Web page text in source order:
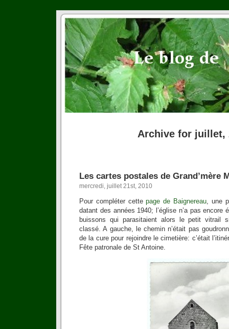
Archive for juillet,
Les cartes postales de Grand’mère
mercredi, juillet 21st, 2010
Pour compléter cettepage de Baignereau, une
datant des années 1940; l’église n’a pas encore
buissons qui parasitaient alors le petit vitrail
classé. A gauche, le chemin n’était pas
de la cure pour rejoindre le cimetière: c’était
Fête patronale de St Antoine.